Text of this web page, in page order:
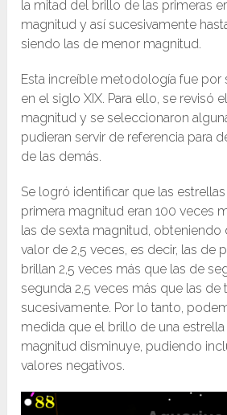
la mitad del brillo de las primeras
magnitud y así sucesivamente
siendo las de menor magnitud.
Esta increíble metodología fue por
en el siglo XIX. Para ello, se revisó
magnitud y se seleccionaron
pudieran servir de referencia para
de las demás.
Se logró identificar que las
primera magnitud eran 100 veces
las de sexta magnitud, obteniendo
valor de 2,5 veces, es decir, las de
brillan 2,5 veces más que las de
segunda 2,5 veces más que las de
sucesivamente. Por lo tanto,
medida que el brillo de una
magnitud disminuye, pudiendo
valores negativos.